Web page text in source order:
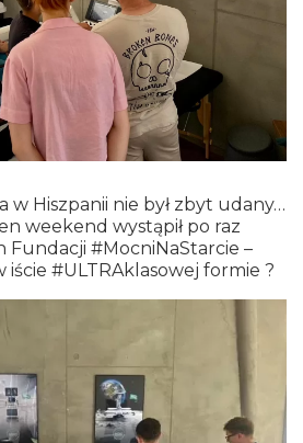
w Hiszpanii nie był zbyt udany…
weekend wystąpił po raz
Fundacji #MocniNaStarcie –
iście #ULTRAklasowej formie ?